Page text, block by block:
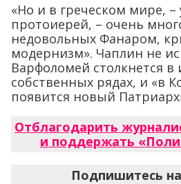
«Но и в греческом мире, –
протоиерей, – очень
недовольных Фанаром,
модернизм». Чаплин не
Варфоломей столкнется в
собственных рядах, и «в
появится новый
Отблагодарить
и поддержать
Подпишитесь